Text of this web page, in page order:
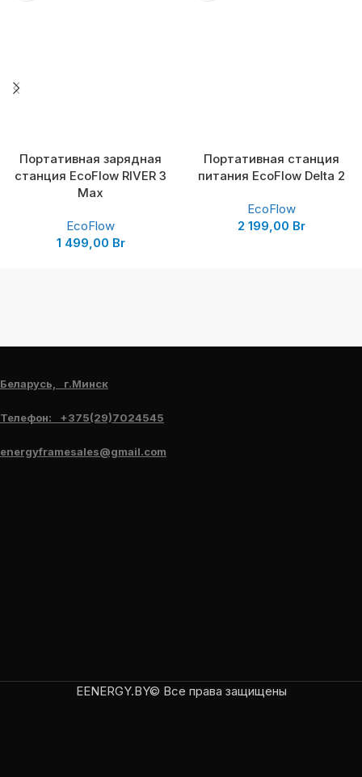
Портативная зарядная
станция EcoFlow RIVER 3
Max
EcoFlow
1 499,00 Br
Портативная станция
питания EcoFlow Delta 2
EcoFlow
2 199,00 Br
Беларусь, г.Минск
Телефон: +375(29)7024545
energyframesales@gmail.com
EENERGY.BY© Все права защищены